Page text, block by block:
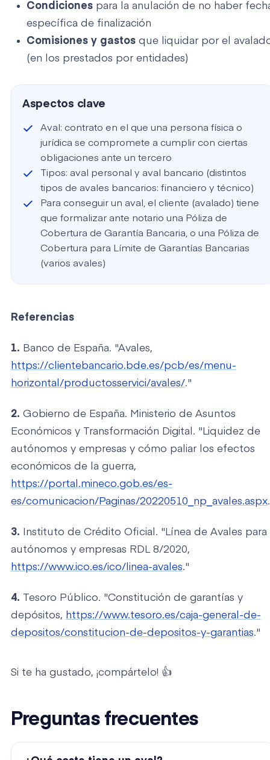
Condiciones para la anulación de no haber
específica de finalización
Comisiones y gastos que liquidar por el
(en los prestados por entidades)
Aspectos clave
Aval: contrato en el que una persona física o
jurídica se compromete a cumplir con ciertas
obligaciones ante un tercero
Tipos: aval personal y aval bancario (distintos
tipos de avales bancarios: financiero y técnico)
Para conseguir un aval, el cliente (avalado) tiene
que formalizar ante notario una Póliza de
Cobertura de Garantía Bancaria, o una Póliza de
Cobertura para Límite de Garantías Bancarias
(varios avales)
Referencias
1. Banco de España. "Avales,
https://clientebancario.bde.es/pcb/es/menu-
horizontal/productosservici/avales/."
2. Gobierno de España. Ministerio de Asuntos
Económicos y Transformación Digital. "Liquidez de
autónomos y empresas y cómo paliar los efectos
económicos de la guerra,
https://portal.mineco.gob.es/es-
es/comunicacion/Paginas/20220510_np_avales.aspx
3.
Instituto de Crédito Oficial. "Línea de Avales para
autónomos y empresas RDL 8/2020,
https://www.ico.es/ico/linea-avales."
4.
Tesoro Público. "Constitución de garantías y
depósitos, https://www.tesoro.es/caja-general-de-
depositos/constitucion-de-depositos-y-garantias."
Si te ha gustado, ¡compártelo! 👍
Preguntas frecuentes